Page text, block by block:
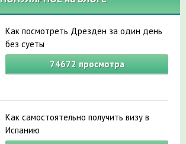
Как посмотреть Дрезден за один день
без суеты
74672 просмотра
Как самостоятельно получить визу в
Испанию